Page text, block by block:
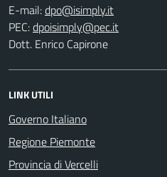
E-mail:
PEC:
Dott. Enrico Capirone
LINK UTILI
Governo Italiano
Regione Piemonte
Provincia di Vercelli